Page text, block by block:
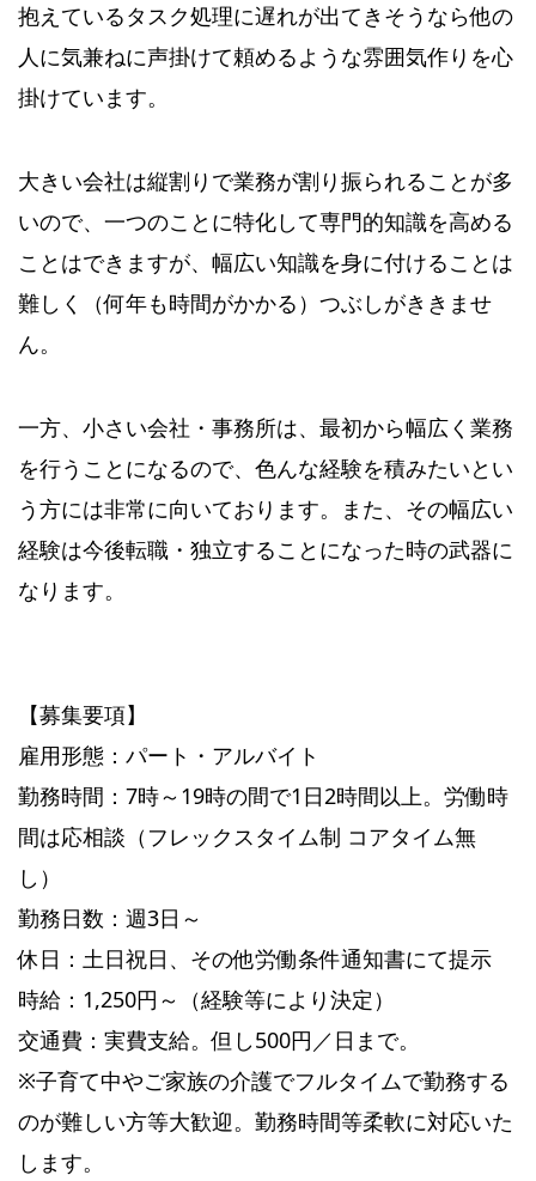
抱えているタスク処理に遅れが出てきそうなら他の
人に気兼ねに声掛けて頼めるような雰囲気作りを心
掛けています。
大きい会社は縦割りで業務が割り振られることが多
いので、一つのことに特化して専門的知識を高める
ことはできますが、幅広い知識を身に付けることは
難しく（何年も時間がかかる）つぶしがききませ
ん。
一方、小さい会社・事務所は、最初から幅広く業務
を行うことになるので、色んな経験を積みたいとい
う方には非常に向いております。また、その幅広い
経験は今後転職・独立することになった時の武器に
なります。
【募集要項】
雇用形態：パート・アルバイト
勤務時間：7時～19時の間で1日2時間以上。労働時
間は応相談（フレックスタイム制 コアタイム無
し）
勤務日数：週3日～
休日：土日祝日、その他労働条件通知書にて提示
時給：1,250円～（経験等により決定）
交通費：実費支給。但し500円／日まで。
※子育て中やご家族の介護でフルタイムで勤務する
のが難しい方等大歓迎。勤務時間等柔軟に対応いた
します。